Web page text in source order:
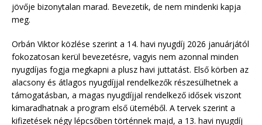
jövője bizonytalan marad. Bevezetik, de nem mindenki kapja
meg.
Orbán Viktor közlése szerint a 14. havi nyugdíj 2026 januárjától
fokozatosan kerül bevezetésre, vagyis nem azonnal minden
nyugdíjas fogja megkapni a plusz havi juttatást. Első körben az
alacsony és átlagos nyugdíjjal rendelkezők részesülhetnek a
támogatásban, a magas nyugdíjjal rendelkező idősek viszont
kimaradhatnak a program első üteméből. A tervek szerint a
kifizetések négy lépcsőben történnek majd, a 13. havi nyugdíj